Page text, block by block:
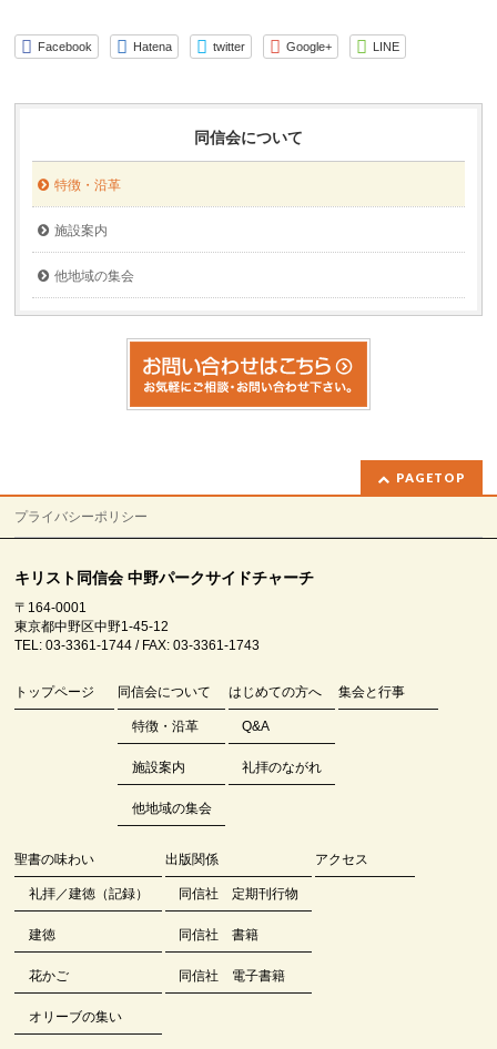
Facebook Hatena twitter Google+ LINE
同信会について
特徴・沿革
施設案内
他地域の集会
PAGETOP
プライバシーポリシー
キリスト同信会 中野パークサイドチャーチ
〒164-0001
東京都中野区中野1-45-12
TEL: 03-3361-1744 / FAX: 03-3361-1743
トップページ 同信会について
特徴・沿革
施設案内
他地域の集会
はじめての方へ
Q&A
礼拝のながれ
集会と行事
聖書の味わい
礼拝／建徳（記録）
建徳
花かご
オリーブの集い
出版関係
同信社 定期刊行物
同信社 書籍
同信社 電子書籍
アクセス